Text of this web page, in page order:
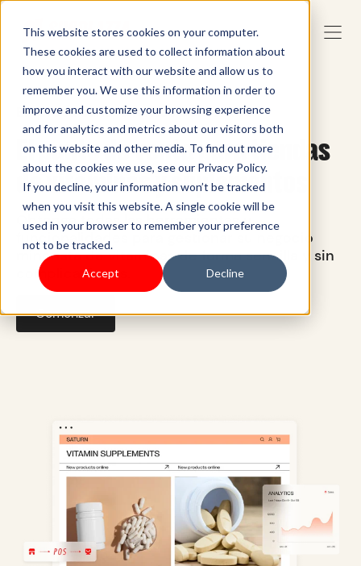
This website stores cookies on your computer.
These cookies are used to collect information about
how you interact with our website and allow us to
remember you. We use this information in order to
improve and customize your browsing experience
and for analytics and metrics about our visitors both
on this website and other media. To find out more
about the cookies we use, see our Privacy Policy.
If you decline, your information won’t be tracked
when you visit this website. A single cookie will be
used in your browser to remember your preference
not to be tracked.
Accept Decline
Empresa sana, clientes contentos
El punto de venta para tiendas
de vitaminas y suplementos
Obtenga todas las herramientas y
funcionalidades para gestionar su negocio
minorista de vitaminas de forma sencilla y sin
complicaciones.
Comenzar